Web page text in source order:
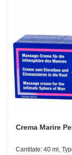
Crema Marire
Cantitate: 40 ml,